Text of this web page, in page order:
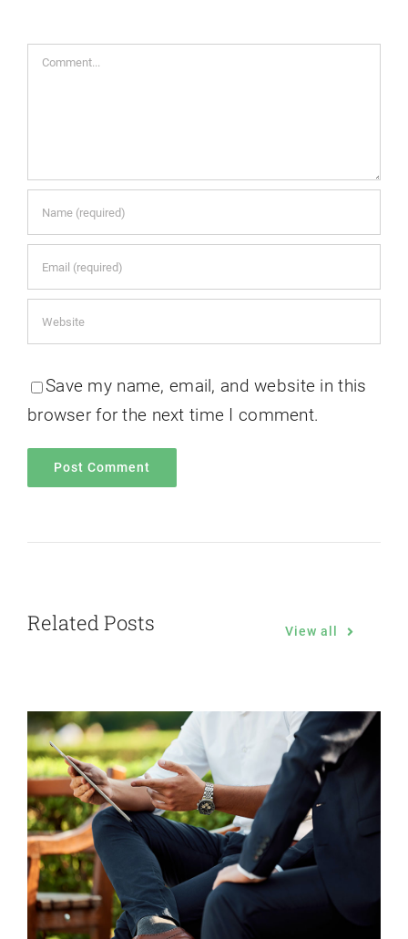
Comment
Save my name, email, and website in this
browser for the next time I comment.
Related Posts View all